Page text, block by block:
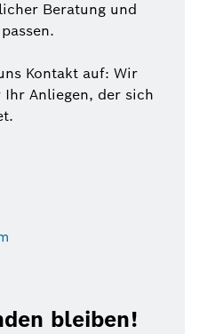
Beratung und
Kontakt auf: Wir
Anliegen, der sich
bleiben!